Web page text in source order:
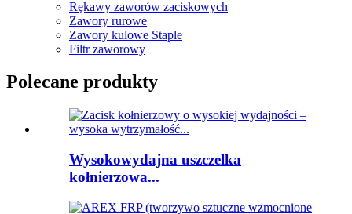
Rękawy zaworów zaciskowych
Zawory rurowe
Zawory kulowe Staple
Filtr zaworowy
Polecane produkty
Wysokowydajna uszczelka
kołnierzowa...